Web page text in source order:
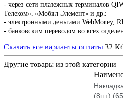
- через сети платежных терминалов
Телеком», «Мобил Элемент» и др.;
- электронными деньгами WebMoney,
- банковским переводом во всех
Скачать все варианты оплаты 32
Другие товары из этой категории
(8шт)